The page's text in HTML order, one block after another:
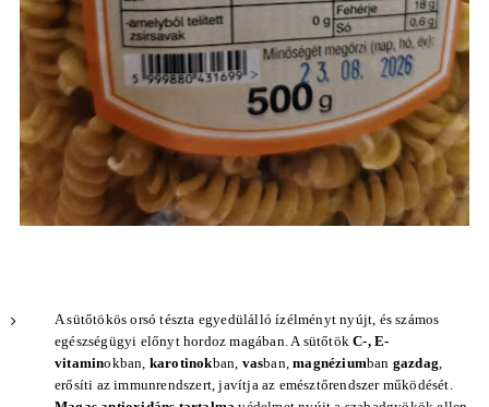
A sütőtökös orsó tészta egyedülálló ízélményt nyújt, és számos
egészségügyi előnyt hordoz magában. A sütőtökC-, E-
vitaminokban, karotinokban, vasban,magnéziumban gazdag
erősíti az immunrendszert, javítja az emésztőrendszer működését.